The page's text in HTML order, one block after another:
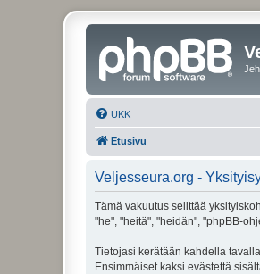
UKK
Etusivu
Veljesseura.org -
Tämä vakuutus selittää
"he", "heitä", "heidän", "phpBB-
Tietojasi kerätään kahdella
Ensimmäiset kaksi evästettä